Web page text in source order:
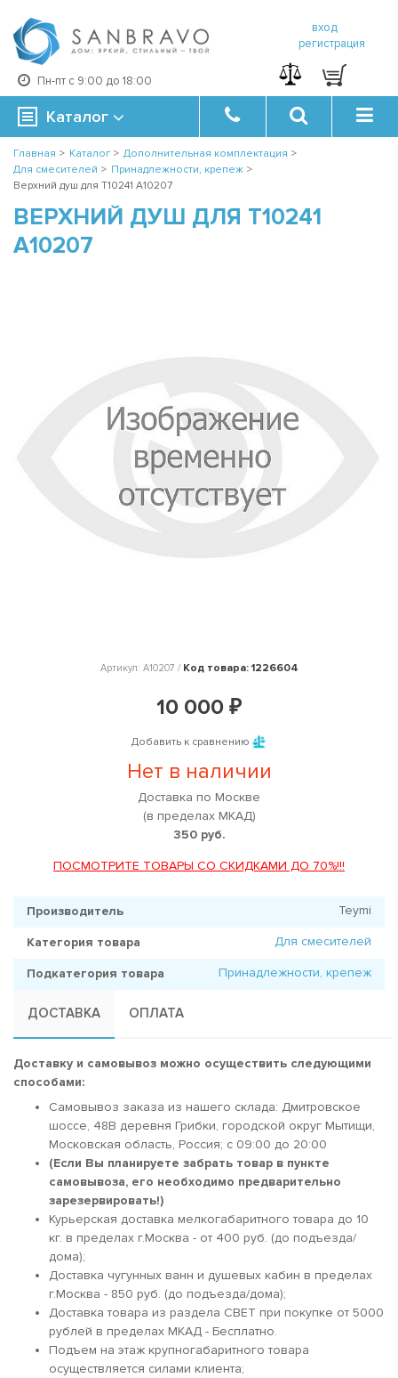
Пн-пт с 9:00 до 18:00
вход
регистрация
Каталог
Главная > Каталог > Дополнительная комплектация >
Для смесителей > Принадлежности, крепеж >
Верхний душ для T10241 A10207
ВЕРХНИЙ ДУШ ДЛЯ T10241
A10207
Артикул: A10207 / Код товара: 1226604
10 000 ₽
Добавить к сравнению
Нет в наличии
Доставка по Москве
(в пределах МКАД)
350 руб.
ПОСМОТРИТЕ ТОВАРЫ СО СКИДКАМИ ДО 70%!!!
Производитель Teymi
Категория товара Для смесителей
Подкатегория товара Принадлежности, крепеж
ДОСТАВКА ОПЛАТА
Доставку и самовывоз можно осуществить следующими
способами:
Самовывоз заказа из нашего склада: Дмитровское
шоссе, 48В деревня Грибки, городской округ Мытищи,
Московская область, Россия; c 09:00 до 20:00
(Если Вы планируете забрать товар в пункте
самовывоза, его необходимо предварительно
зарезервировать!)
Курьерская доставка мелкогабаритного товара до 10
кг. в пределах г.Москва - от 400 руб. (до подъезда/
дома);
Доставка чугунных ванн и душевых кабин в пределах
г.Москва - 850 руб. (до подъезда/дома);
Доставка товара из раздела СВЕТ при покупке от 5000
рублей в пределах МКАД - Бесплатно.
Подъем на этаж крупногабаритного товара
осуществляется силами клиента;